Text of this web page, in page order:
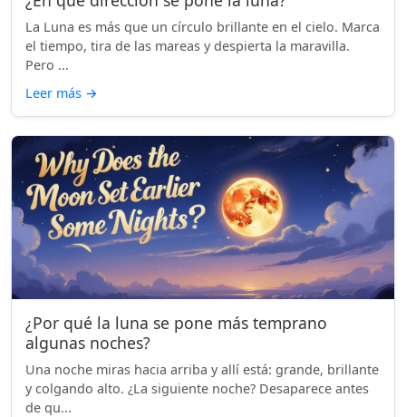
La Luna es más que un círculo brillante en el cielo. Marca
el tiempo, tira de las mareas y despierta la maravilla.
Pero ...
Leer más →
¿Por qué la luna se pone más temprano
algunas noches?
Una noche miras hacia arriba y allí está: grande, brillante
y colgando alto. ¿La siguiente noche? Desaparece antes
de qu...